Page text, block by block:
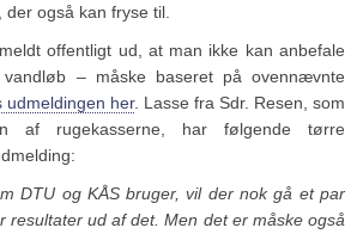
også kan fryse til.
offentligt ud, at man ikke kan anbefale
– måske baseret på ovennævnte
udmeldingen her. Lasse fra Sdr. Resen, som
af rugekasserne, har følgende tørre
DTU og KÅS bruger, vil der nok gå et par
resultater ud af det. Men det er måske også